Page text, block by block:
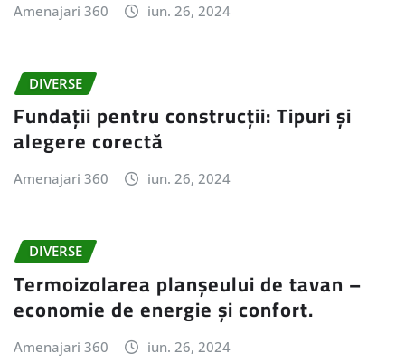
Amenajari 360 iun. 26, 2024
DIVERSE
Fundații pentru construcții: Tipuri și
alegere corectă
Amenajari 360 iun. 26, 2024
DIVERSE
Termoizolarea planșeului de tavan –
economie de energie și confort.
Amenajari 360 iun. 26, 2024